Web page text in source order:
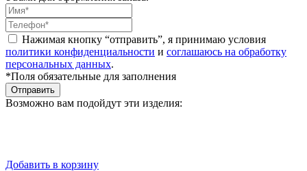
Нажимая кнопку “отправить”, я принимаю условия
политики конфиденциальности и соглашаюсь на обработку
персональных данных.
*Поля обязательные для заполнения
Отправить
Возможно вам подойдут эти изделия:
Добавить в корзину